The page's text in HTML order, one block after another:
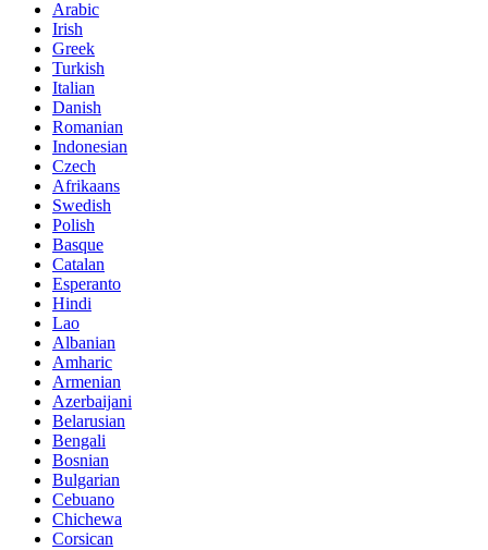
Arabic
Irish
Greek
Turkish
Italian
Danish
Romanian
Indonesian
Czech
Afrikaans
Swedish
Polish
Basque
Catalan
Esperanto
Hindi
Lao
Albanian
Amharic
Armenian
Azerbaijani
Belarusian
Bengali
Bosnian
Bulgarian
Cebuano
Chichewa
Corsican